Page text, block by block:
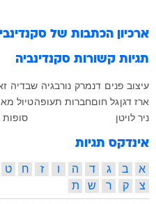
ארכיון הכתבות של
תגיות קשורות סקנדינביה
עיצוב פנים דנמרק נורבגיה שבדיה
ארז דגןגל חוםחברות תעופהטיול
ניר לויטן
סופות
אינדקס תגיות
א ב ג ד ה ו ז ח ט
צ
ק ר ש ת